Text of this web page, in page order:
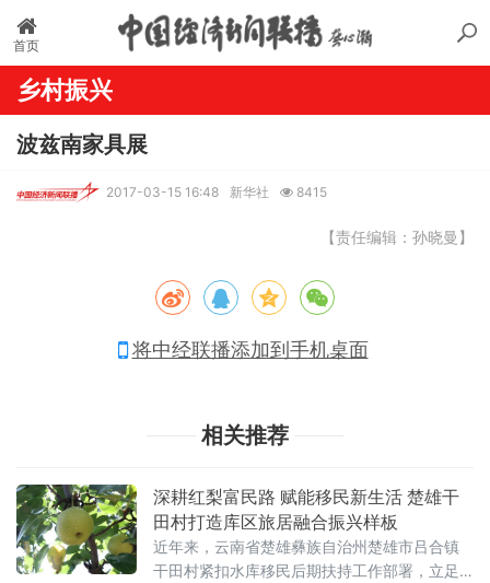
首页
乡村振兴
波兹南家具展
2017-03-15 16:48 新华社 8415
【责任编辑：孙晓曼】
将中经联播添加到手机桌面
相关推荐
深耕红梨富民路 赋能移民新生活 楚雄干
田村打造库区旅居融合振兴样板
近年来，云南省楚雄彝族自治州楚雄市吕合镇
干田村紧扣水库移民后期扶持工作部署，立足